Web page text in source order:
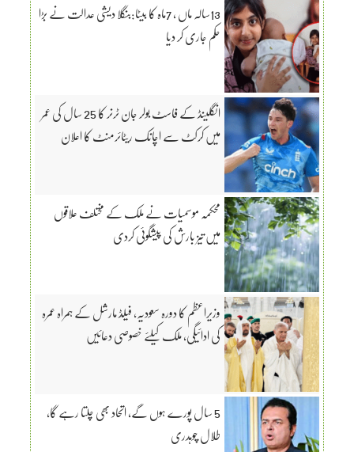
13سالہ ماں ، 7ماہ کا بیٹا:بنگلا دیشی عدالت نے بڑا
حکم جاری کر دیا
انگلینڈ کے فاسٹ بولر جان ٹرنر کا 25 سال کی عمر
میں کرکٹ سے اچانک ریٹائرمنٹ کا اعلان
محکمہ موسمیات نے ملک کے مختلف علاقوں
میں تیز بارش کی پیشگوئی کردی
وزیراعظم کا دورہ سعودیہ، فیلڈ مارشل کے ہمراہ عمرہ
کی ادائیگی، ملک کیلئے خصوصی دعائیں
5 سال پورے ہوں گے، اتحاد بھی چلتا رہے گا،
طلال چوہدری